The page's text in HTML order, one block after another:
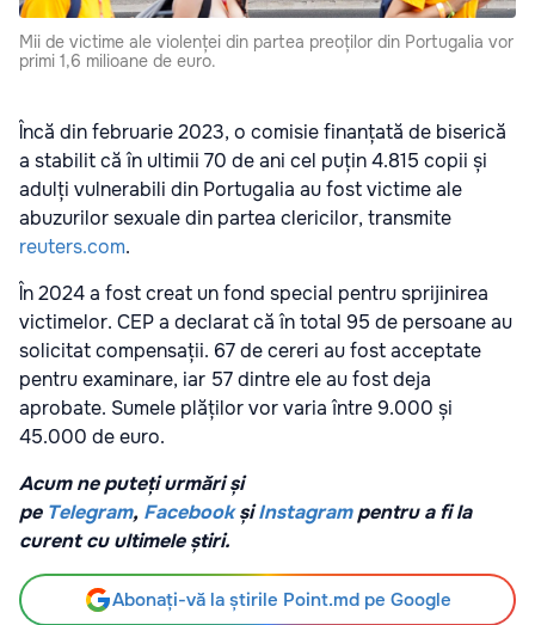
Mii de victime ale violenței din partea preoților din Portugalia vor
primi 1,6 milioane de euro.
Încă din februarie 2023, o comisie finanțată de biserică
a stabilit că în ultimii 70 de ani cel puțin 4.815 copii și
adulți vulnerabili din Portugalia au fost victime ale
abuzurilor sexuale din partea clericilor, transmite
reuters.com.
În 2024 a fost creat un fond special pentru sprijinirea
victimelor. CEP a declarat că în total 95 de persoane au
solicitat compensații. 67 de cereri au fost acceptate
pentru examinare, iar 57 dintre ele au fost deja
aprobate. Sumele plăților vor varia între 9.000 și
45.000 de euro.
Acum ne puteți urmări și
pe Telegram, Facebook șiInstagrampentru a fi la
curent cu ultimele știri.
Abonați-vă la știrile Point.md pe Google